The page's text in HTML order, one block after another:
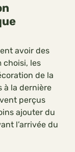
avoir des
choisi, les
de la
à la dernière
perçus
ajouter du
l’arrivée du